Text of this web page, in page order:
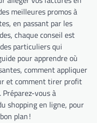
meilleures promos à
en passant par les
chaque conseil est
particuliers qui
pour apprendre où
comment appliquer
et comment tirer profit
Préparez-vous à
shopping en ligne, pour
plan !